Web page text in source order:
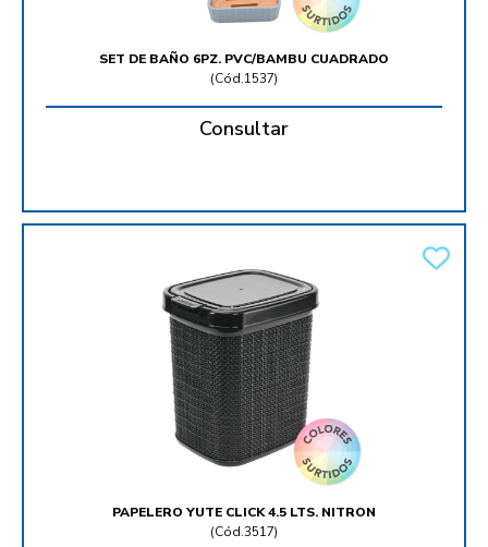
SET DE BAÑO 6PZ. PVC/BAMBU CUADRADO
(Cód.1537)
Consultar
PAPELERO YUTE CLICK 4.5 LTS. NITRON
(Cód.3517)